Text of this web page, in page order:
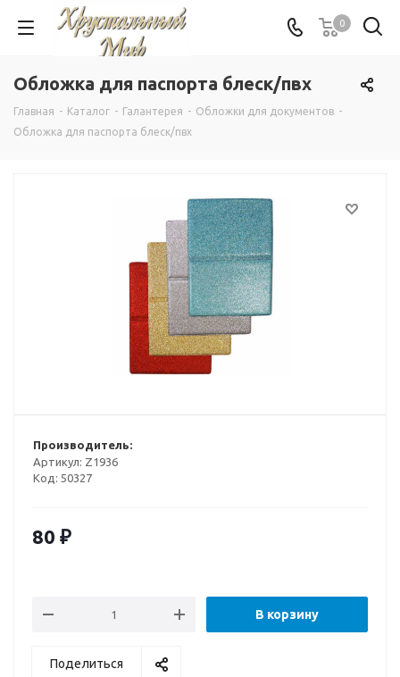
0
Обложка для паспорта блеск/пвх
Главная - Каталог - Галантерея - Обложки для документов -
Обложка для паспорта блеск/пвх
Производитель:
Артикул: Z1936
Код: 50327
80 ₽
В корзину
Поделиться